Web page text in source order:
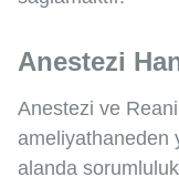
Anestezi
Anestezi ve
ameliyathaneden
alanda